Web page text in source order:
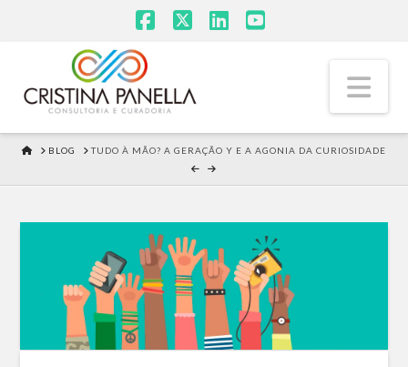
HOME
BLOG TUDO À MÃO? A GERAÇÃO Y E A AGONIA DA CURIOSIDADE